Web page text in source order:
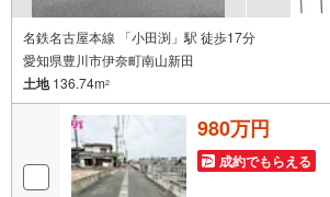
名鉄名古屋本線 「小田渕」駅 徒歩17分
愛知県豊川市伊奈町南山新田
土地136.74m2
980万円
成約でもらえる